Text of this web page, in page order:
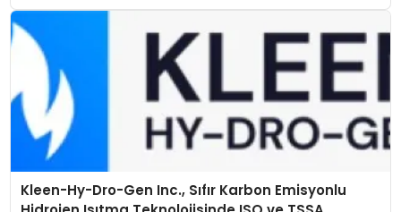
Kleen-Hy-Dro-Gen Inc., Sıfır Karbon Emisyonlu